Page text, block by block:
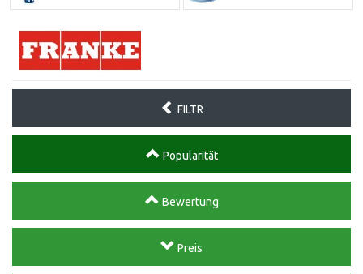
FILTR
Popularität
Bewertung
Preis